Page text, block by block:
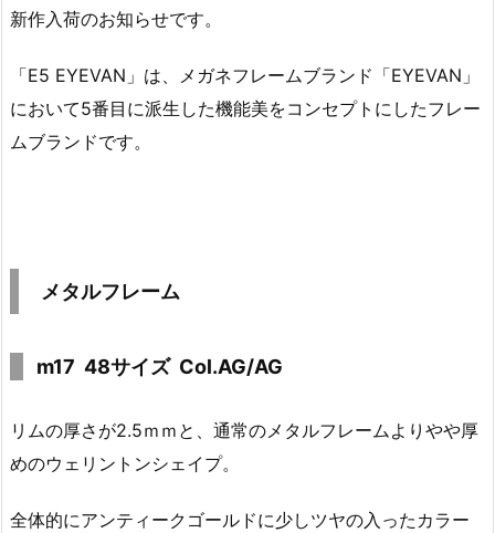
新作入荷のお知らせです。
「E5 EYEVAN」は、メガネフレームブランド「EYEVAN」
において5番目に派生した機能美をコンセプトにしたフレー
ムブランドです。
メタルフレーム
m17 48サイズ Col.AG/AG
リムの厚さが2.5ｍｍと、通常のメタルフレームよりやや厚
めのウェリントンシェイプ。
全体的にアンティークゴールドに少しツヤの入ったカラー